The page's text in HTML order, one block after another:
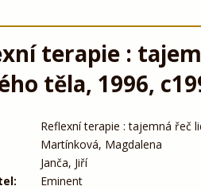
terapie :
těla, 1996,
Reflexní terapie : tajemná řeč
Martínková, Magdalena
Janča, Jiří
Eminent